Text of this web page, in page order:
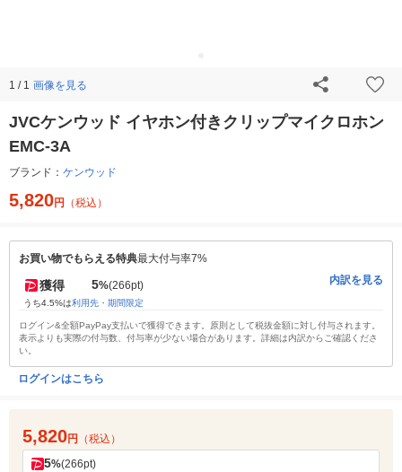
1 / 1 画像を見る
JVCケンウッド イヤホン付きクリップマイクロホン
EMC-3A
ブランド： ケンウッド
5,820円 （税込）
お買い物でもらえる特典最大付与率7%
獲得 5%(266pt)
うち4.5%は利用先・期間限定
内訳を見る
ログイン&全額PayPay支払いで獲得できます。原則として税抜金額に対し付与されます。
表示よりも実際の付与数、付与率が少ない場合があります。詳細は内訳からご確認くださ
い。
ログインはこちら
5,820円 （税込）
5%(266pt)